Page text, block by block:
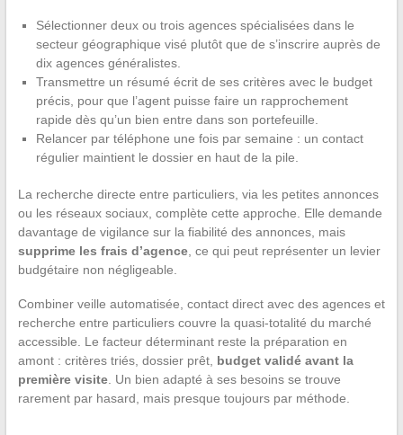
Sélectionner deux ou trois agences spécialisées dans le
secteur géographique visé plutôt que de s’inscrire auprès de
dix agences généralistes.
Transmettre un résumé écrit de ses critères avec le budget
précis, pour que l’agent puisse faire un rapprochement
rapide dès qu’un bien entre dans son portefeuille.
Relancer par téléphone une fois par semaine : un contact
régulier maintient le dossier en haut de la pile.
La recherche directe entre particuliers, via les petites annonces
ou les réseaux sociaux, complète cette approche. Elle demande
davantage de vigilance sur la fiabilité des annonces, mais
supprime les frais d’agence, ce qui peut représenter un levier
budgétaire non négligeable.
Combiner veille automatisée, contact direct avec des agences et
recherche entre particuliers couvre la quasi-totalité du marché
accessible. Le facteur déterminant reste la préparation en
amont : critères triés, dossier prêt, budget validé avant la
première visite. Un bien adapté à ses besoins se trouve
rarement par hasard, mais presque toujours par méthode.